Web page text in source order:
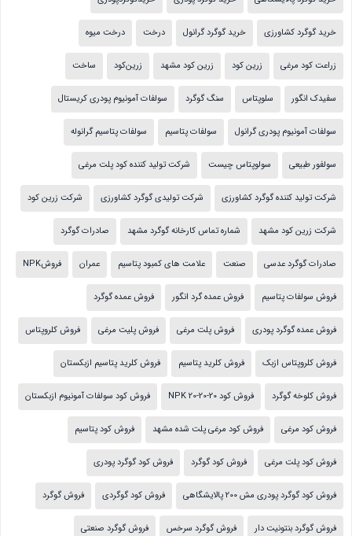
خرید گوگرد کشاورزی خرید گوگرد گرانول درخت درخت میوه
زراعت کود مرغی زرین کود زرین کود مشهد زرین‌کود ساخت
سفیدک انگور سلوپتاس سنگ گوگرد سولفات آمونیوم پودری کریستال
سولفات آمونیوم پودری گرانول سولفات پتاسیم سولفات پتاسیم گرانوله
سولفور طبیعی سولوپتاس چیست شرکت تولید کننده کود پلت مرغی
شرکت تولید کننده گوگرد کشاورزی شرکت تولیدی گوگرد کشاورزی شرکت زرین کود
شرکت زرین کود مشهد شماره تماس کارخانه گوگرد مشهد صادرات گوگرد
صادرات گوگرد عدسی صنعت علامت های کمبود پتاسیم عمران فروشNPK
فروش سولفات پتاسیم فروش عمده گرد انگور فروش عمده گوگرد
فروش عمده گوگرد پودری فروش پلت مرغی فروش پلیت مرغی فروش کلروپتاس
فروش کلروپتاس ازبک فروش کلرید پتاسیم فروش کلرید پتاسیم ازبکستان
فروش کلوخه گوگرد فروش کود NPK 20-20-20 فروش کود سولفات آمونیوم ازبکستان
فروش کود مرغی فروش کود مرغی پلت شده مشهد فروش کود پتاسیم
فروش کود پلت مرغی فروش کود گوگرد فروش کود گوگرد پودری
فروش کود گوگرد پودری مش 200 پالایشگاهی فروش کود گوگردی فروش گوگرد
فروش گوگرد بنتونیت دار فروش گوگرد سرخس فروش گوگرد صنعتی